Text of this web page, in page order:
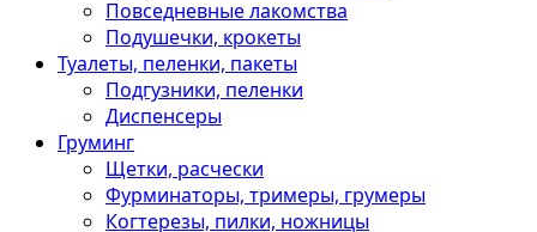
Повседневные лакомства
Подушечки, крокеты
Туалеты, пеленки, пакеты
Подгузники, пеленки
Диспенсеры
Груминг
Щетки, расчески
Фурминаторы, тримеры, грумеры
Когтерезы, пилки, ножницы